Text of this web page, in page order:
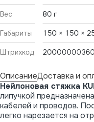
Вес 80 г
Габариты 150 × 150 ×
Штрихкод
ОписаниеДоставка и
Нейлоновая стяжка
липучкой
кабелей и проводов.
легко нарезается на